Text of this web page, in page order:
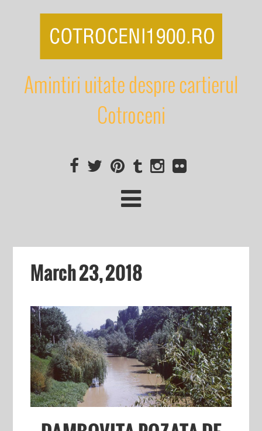
Amintiri uitate despre cartierul
Cotroceni
March 23, 2018